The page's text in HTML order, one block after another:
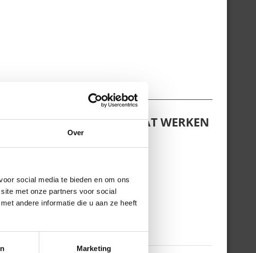
Over
social media te bieden en om ons
met onze partners voor social
andere informatie die u aan ze heeft
Marketing
ALS JE WEER GAAT WERKEN